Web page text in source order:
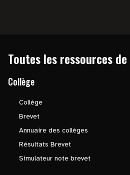
Toutes les ressources de
Collège
Collège
Brevet
Annuaire des collèges
Résultats Brevet
Simulateur note brevet